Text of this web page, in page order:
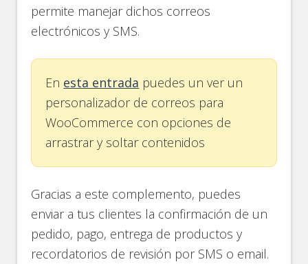
permite manejar dichos correos
electrónicos y SMS.
En esta entrada puedes un ver un
personalizador de correos para
WooCommerce con opciones de
arrastrar y soltar contenidos
Gracias a este complemento, puedes
enviar a tus clientes la confirmación de un
pedido, pago, entrega de productos y
recordatorios de revisión por SMS o email.